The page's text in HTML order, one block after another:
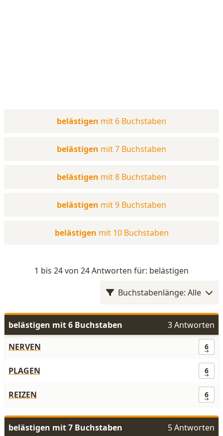
belästigen mit 6 Buchstaben
belästigen mit 7 Buchstaben
belästigen mit 8 Buchstaben
belästigen mit 9 Buchstaben
belästigen mit 10 Buchstaben
1 bis 24 von 24 Antworten für: belästigen
Buchstabenlänge: Alle
belästigen mit 6 Buchstaben
3 Antworten
NERVEN
6
PLAGEN 6
REIZEN 6
belästigen mit 7 Buchstaben
5 Antworten